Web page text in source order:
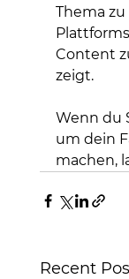
Thema
Content
zeigt.
Wenn du
um dein
machen,
Recent